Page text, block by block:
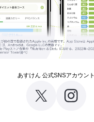
あすけん 公式SNSアカウント